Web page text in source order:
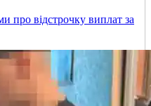
про відстрочку виплат за